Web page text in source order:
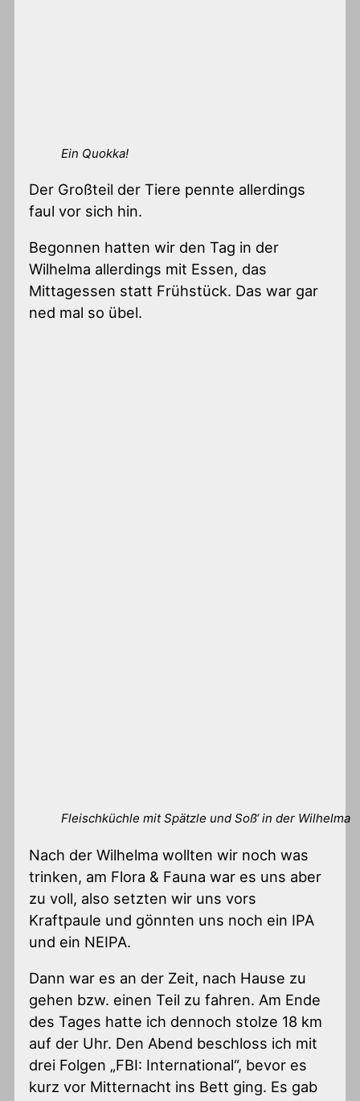
Ein Quokka!
Der Großteil der Tiere pennte allerdings
faul vor sich hin.
Begonnen hatten wir den Tag in der
Wilhelma allerdings mit Essen, das
Mittagessen statt Frühstück. Das war gar
ned mal so übel.
Fleischküchle mit Spätzle und Soß‘ in der Wilhelma
Nach der Wilhelma wollten wir noch was
trinken, am Flora & Fauna war es uns aber
zu voll, also setzten wir uns vors
Kraftpaule und gönnten uns noch ein IPA
und ein NEIPA.
Dann war es an der Zeit, nach Hause zu
gehen bzw. einen Teil zu fahren. Am Ende
des Tages hatte ich dennoch stolze 18 km
auf der Uhr. Den Abend beschloss ich mit
drei Folgen „FBI: International“, bevor es
kurz vor Mitternacht ins Bett ging. Es gab